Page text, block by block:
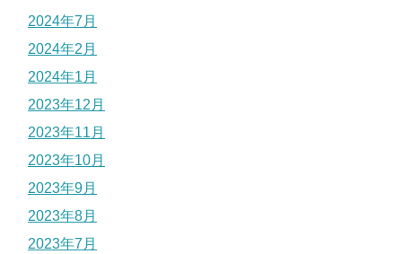
2024年7月
2024年2月
2024年1月
2023年12月
2023年11月
2023年10月
2023年9月
2023年8月
2023年7月